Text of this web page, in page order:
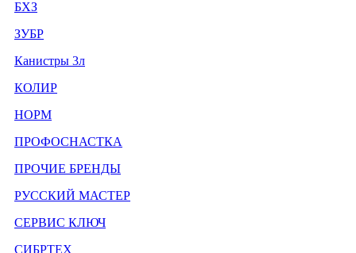
БХЗ
ЗУБР
Канистры 3л
КОЛИР
НОРМ
ПРОФОСНАСТКА
ПРОЧИЕ БРЕНДЫ
РУССКИЙ МАСТЕР
СЕРВИС КЛЮЧ
СИБРТЕХ